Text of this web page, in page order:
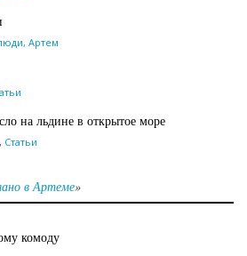
Артем
на льдине в открытое море
, Статьи
в Артеме»
комоду